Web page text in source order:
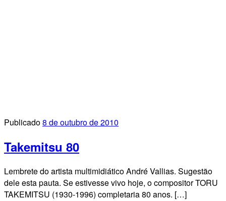
Publicado8 de outubro de 2010
Takemitsu 80
Lembrete do artista multimidiático André Vallias. Sugestão
dele esta pauta. Se estivesse vivo hoje, o compositor TORU
TAKEMITSU (1930-1996) completaria 80 anos. […]